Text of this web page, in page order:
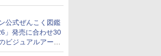
公式ぜんこく図鑑
」発売に合わせ30
ビジュアルアート
同時発売が決定